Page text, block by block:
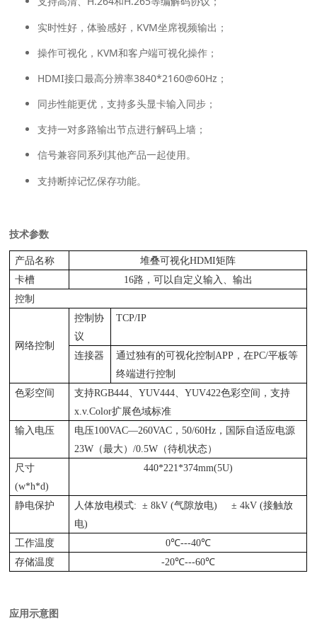
实时性好，体验感好，KVM坐席视频输出；
操作可视化，KVM和客户端可视化操作；
HDMI接口最高分辨率3840*2160@60Hz；
同步性能更优，支持多头显卡输入同步；
支持一对多路输出节点进行解码上墙；
信号兼容同系列其他产品一起使用。
支持断掉记忆保存功能。
技术参数
产品名称
堆叠可视化HDMI矩阵
卡槽
16路，可以自定义输入、输出
控制
网络控制
控制协
议
TCP/IP
连接器
通过独有的可视化控制APP，在PC/平板等
终端进行控制
色彩空间
支持RGB444、YUV444、YUV422色彩空间，支持
x.v.Color扩展色域标准
输入电压
电压100VAC—260VAC，50/60Hz，国际自适应电源
23W（最大）/0.5W（待机状态）
尺寸
(w*h*d)
440*221*374mm(5U)
静电保护
人体放电模式: ± 8kV (气隙放电) ± 4kV (接触放
电)
工作温度
0℃---40℃
存储温度
-20℃---60℃
应用示意图